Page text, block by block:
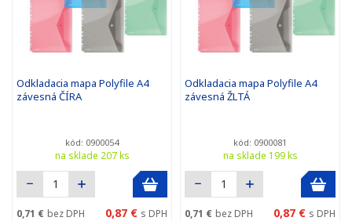
Odkladacia mapa Polyfile A4
závesná ČÍRA
kód: 0900054
na sklade 207 ks
0,71 € bez DPH 0,87 € s DPH
Odkladacia mapa Polyfile A4
závesná ŽLTÁ
kód: 0900081
na sklade 199 ks
0,71 € bez DPH 0,87 € s DPH